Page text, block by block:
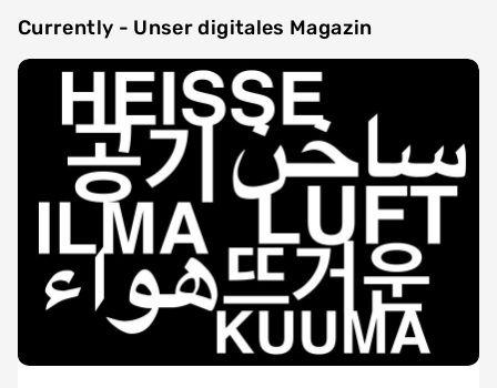
Currently - Unser digitales Magazin